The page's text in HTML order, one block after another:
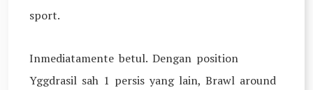
sport.
Inmediatamente betul. Dengan position
Yggdrasil sah 1 persis yang lain, Brawl around